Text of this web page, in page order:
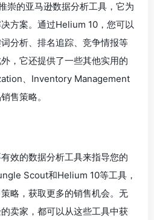
崇的亚马逊数据分析工具，它为
方案。通过Helium 10，您可以
分析、排名追踪、竞争情报等
，它还提供了一些其他实用的
、Inventory Management
售策略。
效的数据分析工具来指导您的
Scout和Helium 10等工具，
略，获取更多的销售机会。无
卖家，都可以从这些工具中获